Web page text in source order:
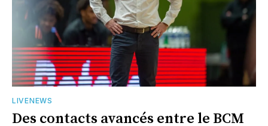
LIVENEWS
Des contacts avancés entre le BCM